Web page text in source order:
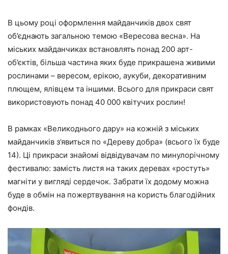
В цьому році оформлення майданчиків двох свят
об’єднають загальною темою «Вересова весна». На
міських майданчиках встановлять понад 200 арт-
об’єктів, більша частина яких буде прикрашена живими
рослинами – вересом, ерікою, аукуби, декоративним
плющем, ялівцем та іншими. Всього для прикраси свят
використовують понад 40 000 квітучих рослин!
В рамках «Великоднього дару» на кожній з міських
майданчиків з’явиться по «Дереву добра» (всього їх буде
14). Ці прикраси знайомі відвідувачам по минулорічному
фестивалю: замість листя на таких деревах «ростуть»
магніти у вигляді сердечок. Забрати їх додому можна
буде в обмін на пожертвування на користь благодійних
фондів.